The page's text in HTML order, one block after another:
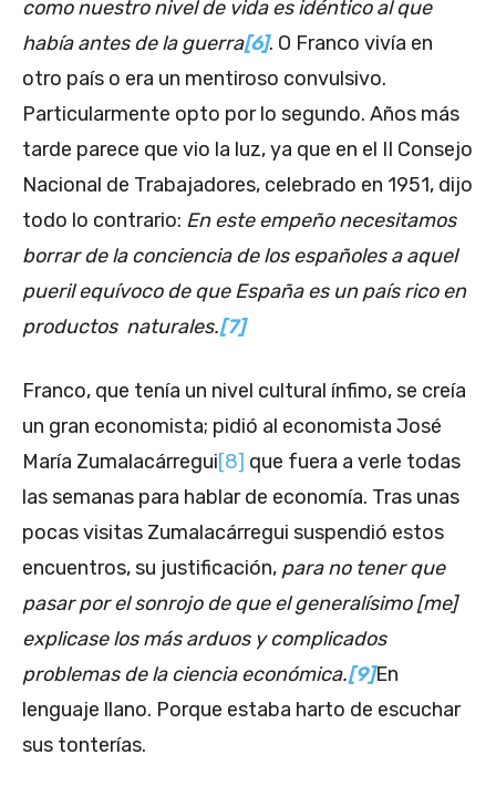
como nuestro nivel de vida es idéntico al que
había antes de la guerra[6]. O Franco vivía en
otro país o era un mentiroso convulsivo.
Particularmente opto por lo segundo. Años más
tarde parece que vio la luz, ya que en el II Consejo
Nacional de Trabajadores, celebrado en 1951, dijo
todo lo contrario: En este empeño necesitamos
borrar de la conciencia de los españoles a aquel
pueril equívoco de que España es un país rico en
productos naturales.[7]
Franco, que tenía un nivel cultural ínfimo, se creía
un gran economista; pidió al economista José
María Zumalacárregui[8] que fuera a verle todas
las semanas para hablar de economía. Tras unas
pocas visitas Zumalacárregui suspendió estos
encuentros, su justificación, para no tener que
pasar por el sonrojo de que el generalísimo [me]
explicase los más arduos y complicados
problemas de la ciencia económica.[9]En
lenguaje llano. Porque estaba harto de escuchar
sus tonterías.